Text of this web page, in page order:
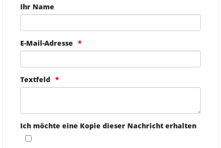
Ihr Name
E-Mail-Adresse
Textfeld
Ich möchte eine Kopie dieser Nachricht erhalten